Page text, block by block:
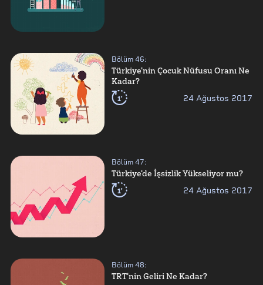
Bölüm 46:
Türkiye'nin Çocuk Nüfusu Oranı Ne
Kadar?
1' 24 Ağustos 2017
Bölüm 47:
Türkiye'de İşsizlik Yükseliyor mu?
1' 24 Ağustos 2017
Bölüm 48:
TRT'nin Geliri Ne Kadar?